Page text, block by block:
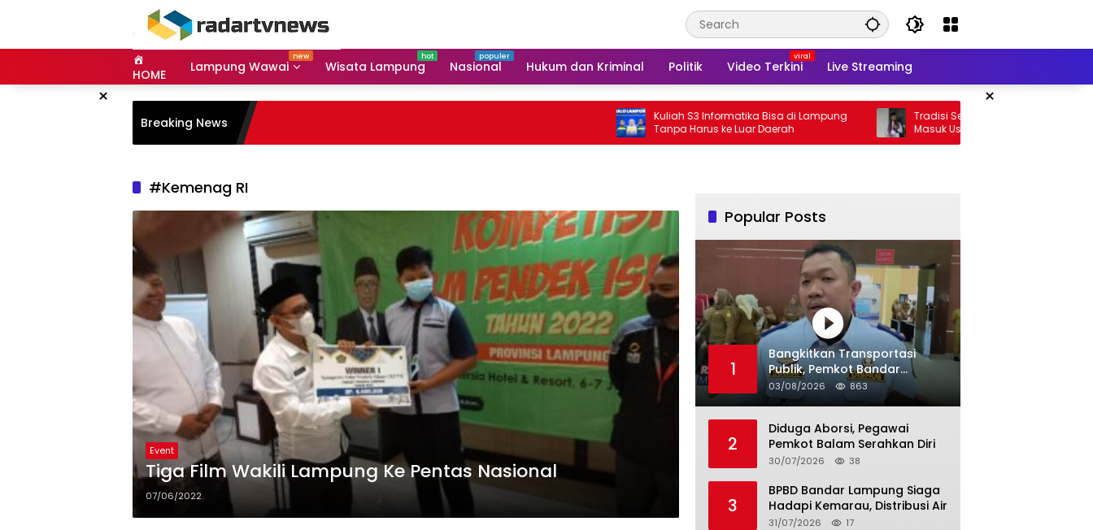
HOME Lampung Wawai Wisata Lampung Nasional Hukum dan Kriminal Politik Video Terkini Live Streaming
× ×
Breaking News
Kuliah S3 Informatika Bisa di Lampung
Tanpa Harus ke Luar Daerah
Tradisi Sedekah Bumi Sumur Kumbang
Masuk Usia 206 Tahun
#Kemenag RI
Event
Tiga Film Wakili Lampung Ke Pentas Nasional
07/06/2022
Popular Posts
1
Bangkitkan Transportasi
Publik, Pemkot Bandar
Lampung Uji Coba Bus Umum
03/08/2026 863
2
Diduga Aborsi, Pegawai
Pemkot Balam Serahkan Diri
30/07/2026 38
3
BPBD Bandar Lampung Siaga
Hadapi Kemarau, Distribusi Air
31/07/2026 17